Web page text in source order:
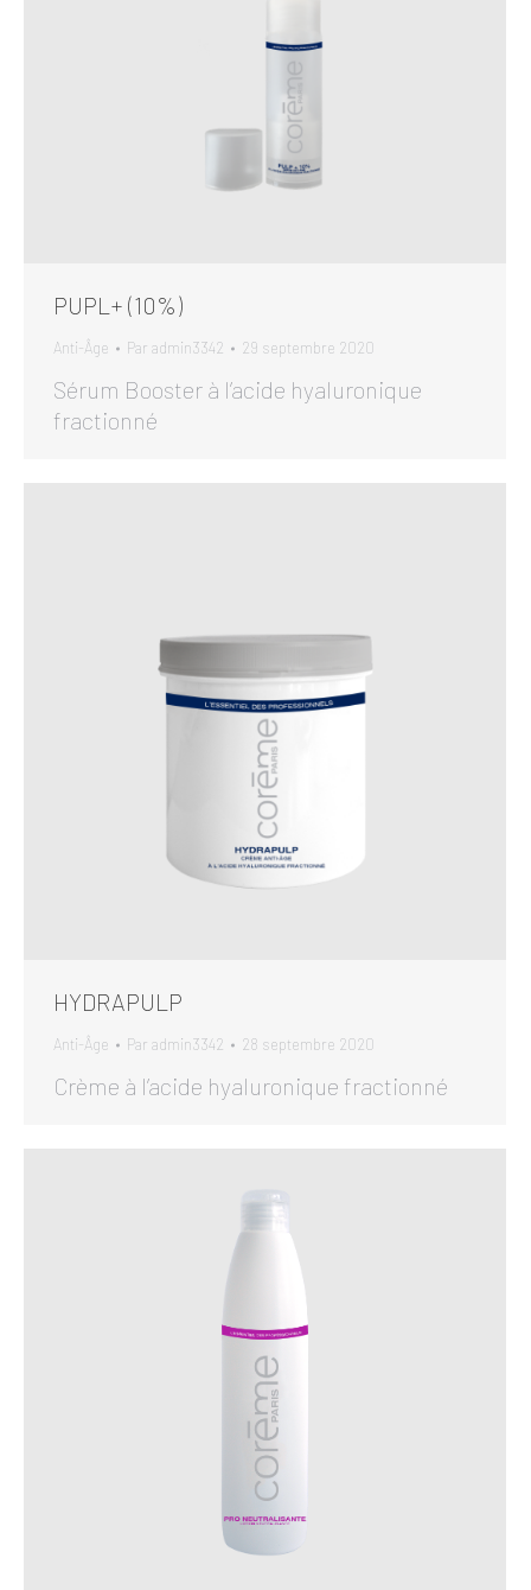
PUPL+ (10%)
Anti-Âge Par admin3342 29 septembre 2020
Sérum Booster à l’acide hyaluronique
fractionné
HYDRAPULP
Anti-Âge Par admin3342 28 septembre 2020
Crème à l’acide hyaluronique fractionné